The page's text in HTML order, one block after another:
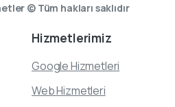
© Tüm hakları saklıdır
Hizmetlerimiz
Google Hizmetleri
Web Hizmetleri